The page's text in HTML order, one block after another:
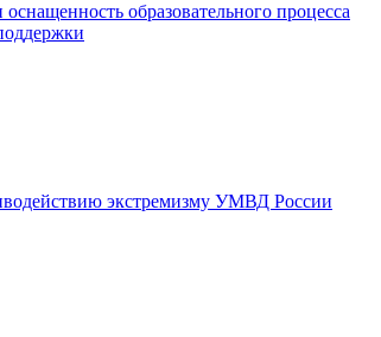
образовательного процесса
экстремизму УМВД России